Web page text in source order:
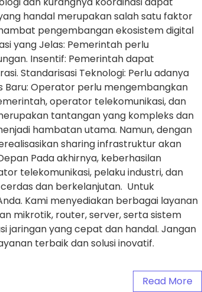
handal merupakan salah satu faktor
pengembangan ekosistem digital
yang Jelas: Pemerintah perlu
Insentif: Pemerintah dapat
Standarisasi Teknologi: Perlu adanya
Baru: Operator perlu mengembangkan
operator telekomunikasi, dan
tantangan yang kompleks dan
hambatan utama. Namun, dengan
sharing infrastruktur akan
Pada akhirnya, keberhasilan
telekomunikasi, pelaku industri, dan
dan berkelanjutan. Untuk
Kami menyediakan berbagai layanan
mikrotik, router, server, serta sistem
jaringan yang cepat dan handal. Jangan
terbaik dan solusi inovatif.
Read More